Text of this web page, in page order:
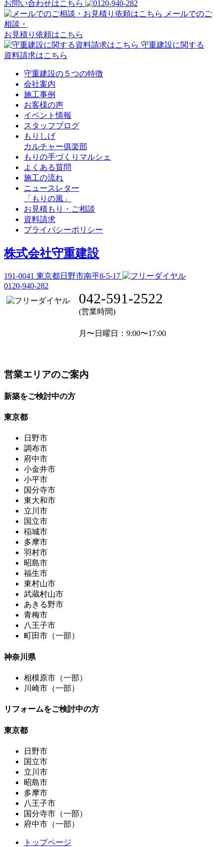
お問い合わせはこちら
メールでのご
相談・
お見積り依頼はこちら
守重建設に関する
資料請求はこちら
守重建設の５つの特徴
会社案内
施工事例
お客様の声
イベント情報
スタッフブログ
もりしげ
カルチャー俱楽部
もりの手づくりマルシェ
よくある質問
施工の流れ
ニュースレター
「もりの風」
お見積もり・ご相談
資料請求
プライバシーポリシー
株式会社守重建設
191-0041 東京都日野市南平8-5-17
0120-940-282
042-591-2522
(営業時間)
月〜日曜日 ：9:00〜17:00
営業エリアのご案内
新築をご検討中の方
東京都
日野市
調布市
府中市
小金井市
小平市
国分寺市
東大和市
立川市
国立市
稲城市
多摩市
羽村市
昭島市
福生市
東村山市
武蔵村山市
あきる野市
青梅市
八王子市
町田市（一部）
神奈川県
相模原市（一部）
川崎市（一部）
リフォームをご検討中の方
東京都
日野市
国立市
立川市
昭島市
多摩市
八王子市
国分寺市（一部）
府中市（一部）
トップページ